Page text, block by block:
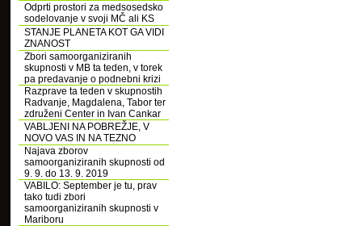
Odprti prostori za medsosedsko
sodelovanje v svoji MČ ali KS
STANJE PLANETA KOT GA VIDI
ZNANOST
Zbori samoorganiziranih
skupnosti v MB ta teden, v torek
pa predavanje o podnebni krizi
Razprave ta teden v skupnostih
Radvanje, Magdalena, Tabor ter
združeni Center in Ivan Cankar
VABLJENI NA POBREŽJE, V
NOVO VAS IN NA TEZNO
Najava zborov
samoorganiziranih skupnosti od
9. 9. do 13. 9. 2019
VABILO: September je tu, prav
tako tudi zbori
samoorganiziranih skupnosti v
Mariboru